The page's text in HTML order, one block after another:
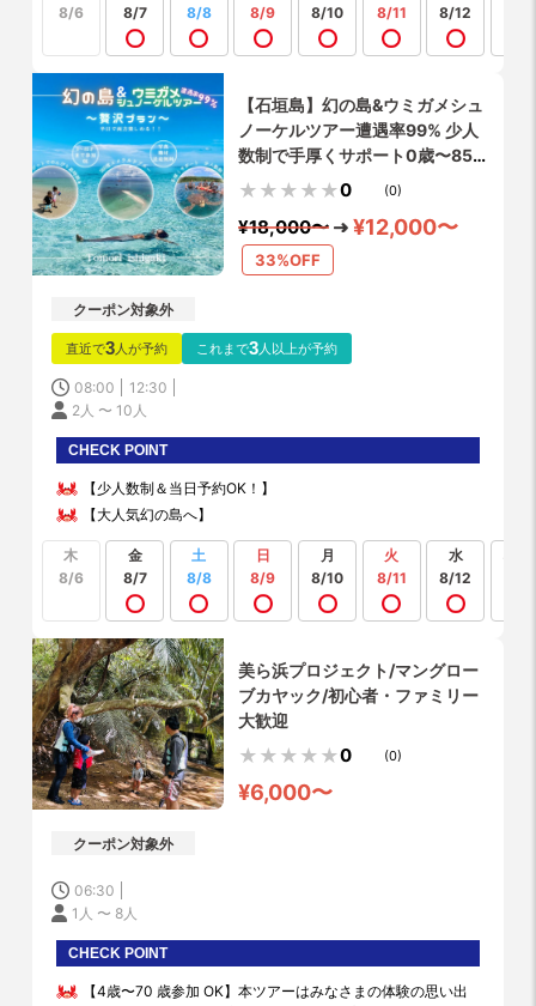
8/6
8/7
8/8
8/9
8/10
8/11
8/12
【石垣島】幻の島&ウミガメシュ
ノーケルツアー遭遇率99% 少人
数制で手厚くサポート0歳〜85歳
OK（当日予約・送迎・写真や動
0 (0)
¥18,000〜 ¥12,000〜
33%OFF
クーポン対象外
直近で3人が予約 これまで3人以上が予約
08:00
12:30
2人 〜 10人
CHECK POINT
【少人数制＆当日予約OK！】
【大人気幻の島へ】
木
8/6
金
8/7
土
8/8
日
8/9
月
8/10
火
8/11
水
8/12
美ら浜プロジェクト/マングロー
ブカヤック/初心者・ファミリー
大歓迎
0 (0)
¥6,000〜
クーポン対象外
06:30
1人 〜 8人
CHECK POINT
【4歳〜70 歳参加 OK】本ツアーはみなさまの体験の思い出